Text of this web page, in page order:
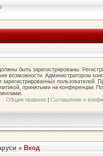
быть зарегистрированы.
возможности. Администратором
зарегистрированных пользователей.
принятыми на конференции.
Общие правила| Соглашение о
» Вход